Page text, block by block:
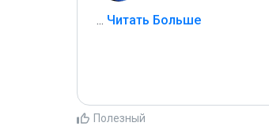
... Читать Больше
Полезный